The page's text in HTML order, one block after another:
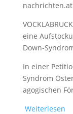
nachrichten.at
eine
Down-
In einer
Syndrom
ago­gi­schen
Weiter­lesen